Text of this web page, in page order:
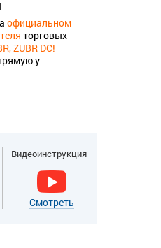
официальном
торговых
ZUBR DC!
у
Видеоинструкция
Смотреть